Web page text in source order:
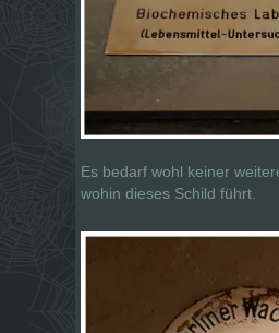
Es bedarf wohl keiner
wohin dieses Schild führt.